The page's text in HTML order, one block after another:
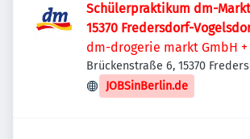
Schülerpraktikum dm-
15370 Fredersdorf-
dm-drogerie markt GmbH +
Brückenstraße 6, 15370
Vogelsdorf, Deutschland
JOBSinBerlin.de